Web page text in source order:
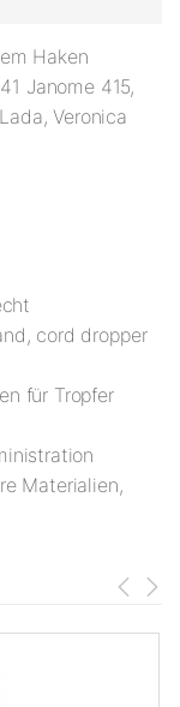
Haken
Janome 415,
Veronica
cord dropper
für Tropfer
Materialien,